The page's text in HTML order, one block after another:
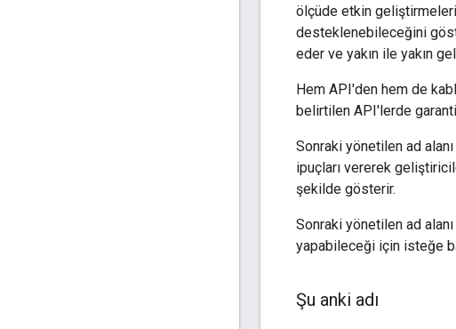
ölçüde etkin
desteklenebileceğini
eder ve yakın ile yakın
Hem API'den hem de
belirtilen API'lerde
Sonraki yönetilen ad
ipuçları vererek
şekilde gösterir.
Sonraki yönetilen ad
yapabileceği için isteğe
Şu anki adı